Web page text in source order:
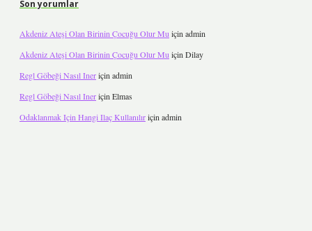
Son yorumlar
Akdeniz Ateşi Olan Birinin Çocuğu Olur Mu için admin
Akdeniz Ateşi Olan Birinin Çocuğu Olur Mu için Dilay
Regl Göbeği Nasıl Ineriçin admin
Regl Göbeği Nasıl Ineriçin Elmas
Odaklanmak Için Hangi Ilaç Kullanılıriçin admin